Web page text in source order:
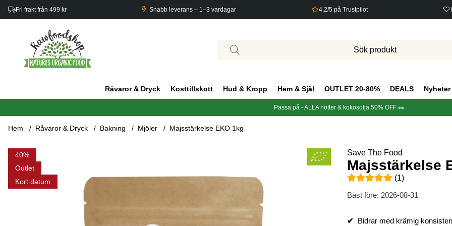
Fri frakt från 499 kr Snabb leverans – 1–3 vardagar 4,2/5 på Trustpilot
Råvaror & Dryck Kosttillskott Hud & Kropp Hem & Själ OUTLET 20-80% DEALS Nyheter
Passa på - ALLA nötter & kokosolja 50% OFF 🥜
Hem Råvaror & Dryck Bakning Mjöler Majsstärkelse EKO 1kg
40
Outlet
Kort datum
Produktbilder Majsstärkelse EKO 1kg Save The Food
Majsstärkelse
Medelbetyg 5 av 5 Antal betyg
(1)
Bäst före: 2026-08-31
✔
Bidrar med krämig